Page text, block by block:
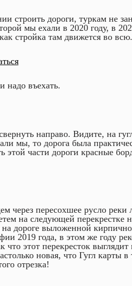
строить дороги, туркам не
мы ехали в 2020 году, в
стройка там движется во всю.
надо въехать.
направо. Видите, на
мы, то дорога была
этой части дороги красные
через пересохшее русло реки
на следующей перекрестке
дороге выложенной
2019 года, в этом же году
что этот перекресток
новая, что Гугл карты в
отрезка!